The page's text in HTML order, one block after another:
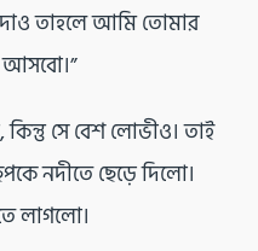
তাহলে আমি তোমার
আসবো।”
সে বেশ লোভীও। তাই
নদীতে ছেড়ে দিলো।
লাগলো।